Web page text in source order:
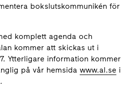
bokslutskommunikén för
komplett agenda och
kommer att skickas ut i
Ytterligare information kommer
på vår hemsida www.al.se i